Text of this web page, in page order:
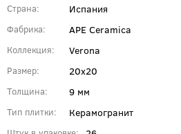
Страна Испания
Фабрика APE Ceramica
Коллекция Verona
Размер 20x20
Толщина 9 мм
Тип плитки Керамогранит